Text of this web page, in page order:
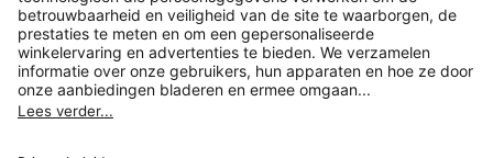
Versleuteling met